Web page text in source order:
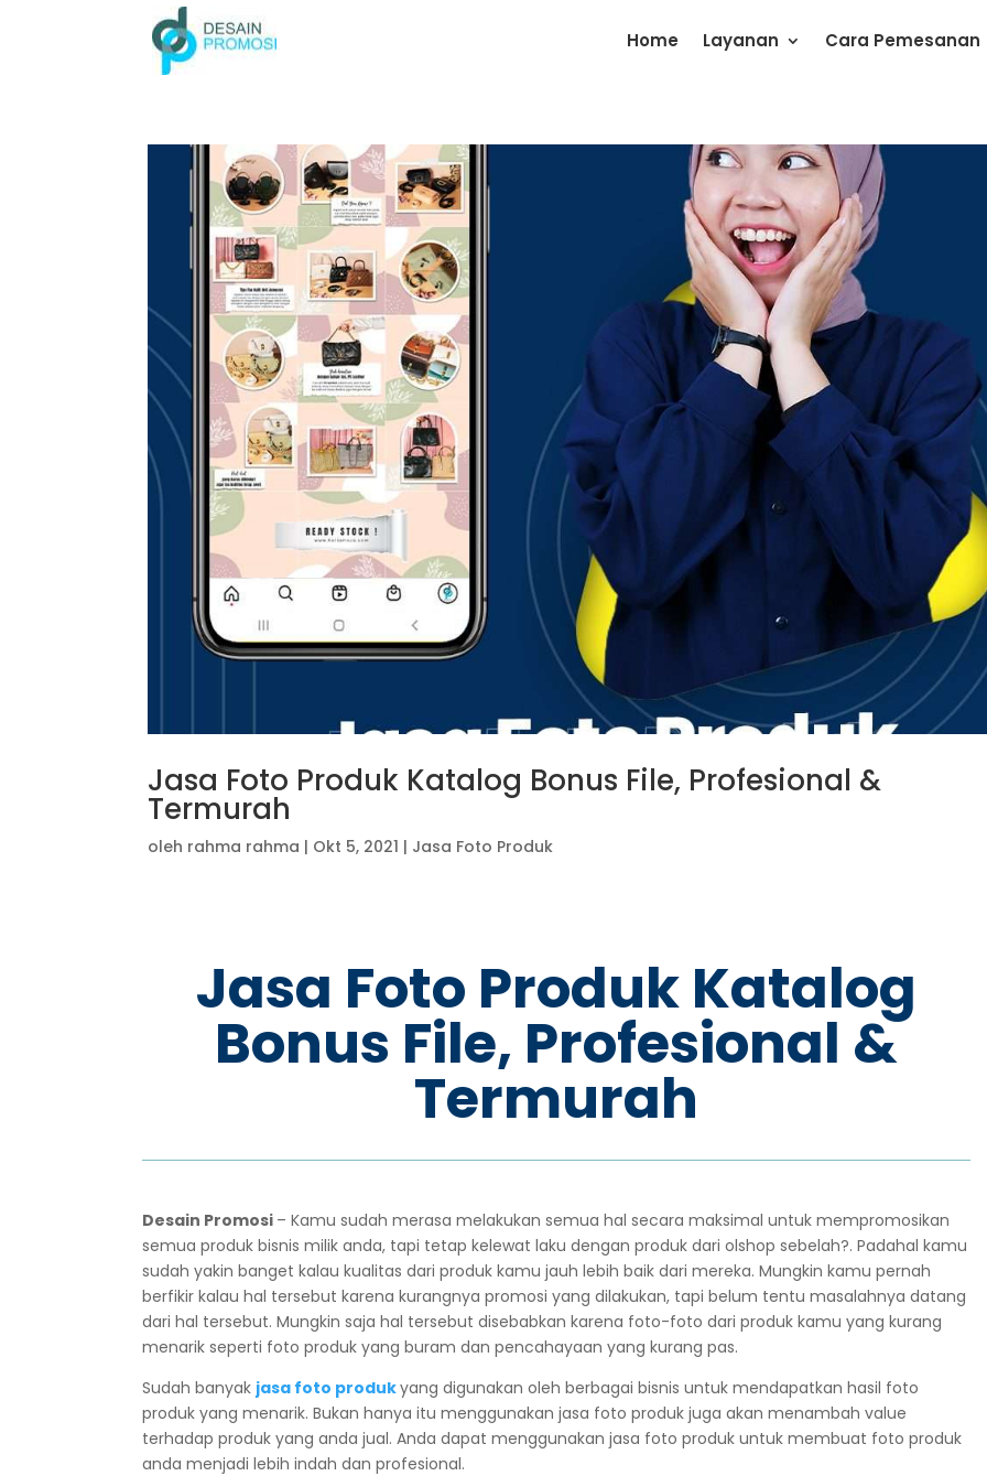
Home Layanan Cara Pemesanan
Jasa Foto Produk Katalog Bonus File, Profesional &
Termurah
oleh rahma rahma | Okt 5, 2021 | Jasa Foto Produk
Jasa Foto Produk Katalog
Bonus File, Profesional &
Termurah
Desain Promosi – Kamu sudah merasa melakukan semua hal secara maksimal untuk mempromosikan
semua produk bisnis milik anda, tapi tetap kelewat laku dengan produk dari olshop sebelah?. Padahal kamu
sudah yakin banget kalau kualitas dari produk kamu jauh lebih baik dari mereka. Mungkin kamu pernah
berfikir kalau hal tersebut karena kurangnya promosi yang dilakukan, tapi belum tentu masalahnya datang
dari hal tersebut. Mungkin saja hal tersebut disebabkan karena foto-foto dari produk kamu yang kurang
menarik seperti foto produk yang buram dan pencahayaan yang kurang pas.
Sudah banyak jasa foto produkyang digunakan oleh berbagai bisnis untuk mendapatkan hasil foto
produk yang menarik. Bukan hanya itu menggunakan jasa foto produk juga akan menambah value
terhadap produk yang anda jual. Anda dapat menggunakan jasa foto produk untuk membuat foto produk
anda menjadi lebih indah dan profesional.